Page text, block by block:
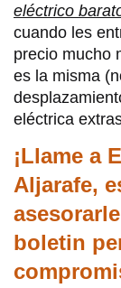
eléctrico
cuando les
precio mucho
es la misma
eléctrica
¡Llame a
Aljarafe,
boletin